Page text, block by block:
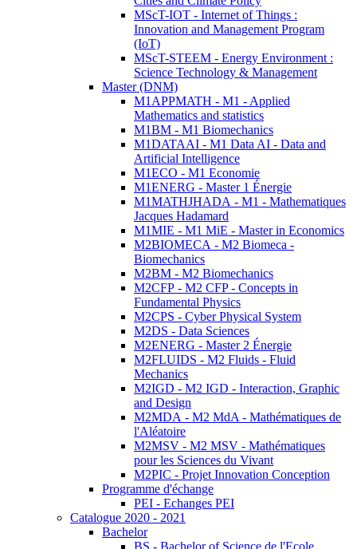
MScT-IOT - Internet of Things :
Innovation and Management Program
(IoT)
MScT-STEEM - Energy Environment :
Science Technology & Management
Master (DNM)
M1APPMATH - M1 - Applied
Mathematics and statistics
M1BM - M1 Biomechanics
M1DATAAI - M1 Data AI - Data and
Artificial Intelligence
M1ECO - M1 Economie
M1ENERG - Master 1 Énergie
M1MATHJHADA - M1 - Mathematiques
Jacques Hadamard
M1MIE - M1 MiE - Master in Economics
M2BIOMECA - M2 Biomeca -
Biomechanics
M2BM - M2 Biomechanics
M2CFP - M2 CFP - Concepts in
Fundamental Physics
M2CPS - Cyber Physical System
M2DS - Data Sciences
M2ENERG - Master 2 Énergie
M2FLUIDS - M2 Fluids - Fluid
Mechanics
M2IGD - M2 IGD - Interaction, Graphic
and Design
M2MDA - M2 MdA - Mathématiques de
l'Aléatoire
M2MSV - M2 MSV - Mathématiques
pour les Sciences du Vivant
M2PIC - Projet Innovation Conception
Programme d'échange
PEI - Echanges PEI
Catalogue 2020 - 2021
Bachelor
BS - Bachelor of Science de l'Ecole